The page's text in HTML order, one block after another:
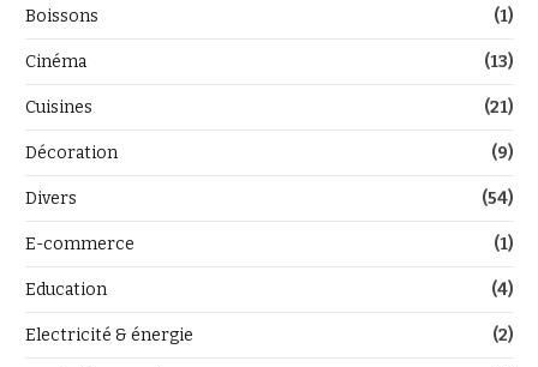
Boissons (1)
Cinéma (13)
Cuisines (21)
Décoration (9)
Divers (54)
E-commerce (1)
Education (4)
Electricité & énergie (2)